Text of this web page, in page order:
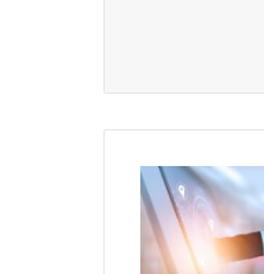
Consumo:
El
gran
giro